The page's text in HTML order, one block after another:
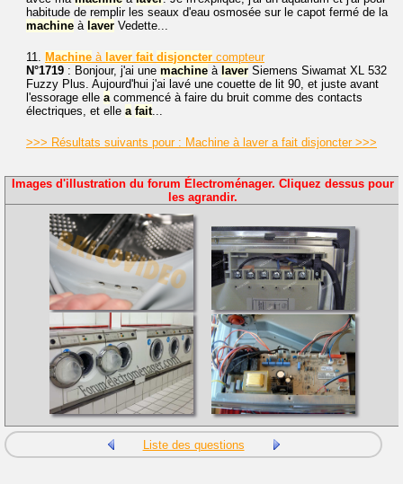
habitude de remplir les seaux d'eau osmosée sur le capot fermé de la
machine à laver Vedette...
11. Machine à laver fait disjoncter compteur
N°1719 : Bonjour, j'ai une machine à laver Siemens Siwamat XL 532
Fuzzy Plus. Aujourd'hui j'ai lavé une couette de lit 90, et juste avant
l'essorage elle acommencé à faire du bruit comme des contacts
électriques, et elle a fait...
>>> Résultats suivants pour : Machine à laver a fait disjoncter >>>
Images d'illustration du forum Électroménager. Cliquez dessus pour
les agrandir.
Liste des questions